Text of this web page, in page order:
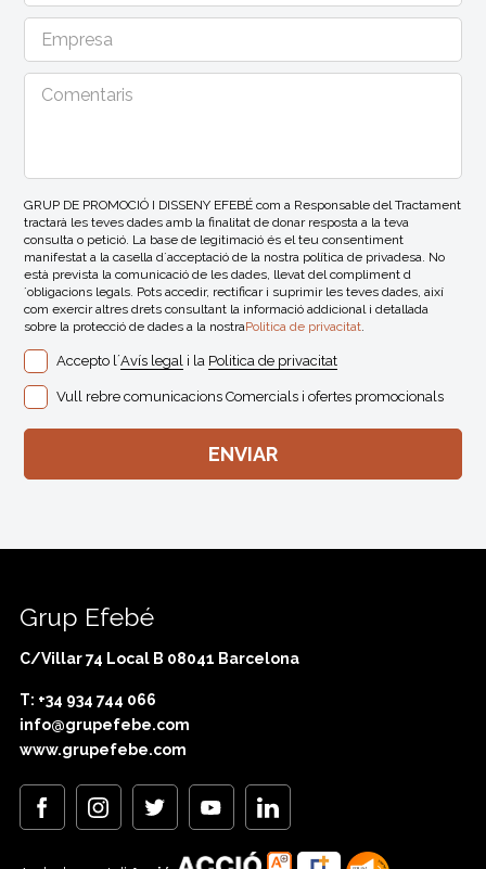
GRUP DE PROMOCIÓ I DISSENY EFEBÉ com a Responsable del Tractament
tractarà les teves dades amb la finalitat de donar resposta a la teva
consulta o petició. La base de legitimació és el teu consentiment
manifestat a la casella d´acceptació de la nostra política de privadesa. No
està prevista la comunicació de les dades, llevat del compliment d
´obligacions legals. Pots accedir, rectificar i suprimir les teves dades, així
com exercir altres drets consultant la informació addicional i detallada
sobre la protecció de dades a la nostraPolitica de privacitat.
Accepto l´Avís legal i la Politica de privacitat
Vull rebre comunicacions Comercials i ofertes promocionals
Grup Efebé
C/Villar 74 Local B 08041 Barcelona
T: +34 934 744 066
info@grupefebe.com
www.grupefebe.com